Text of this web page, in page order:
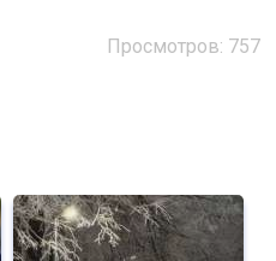
Просмотров: 757